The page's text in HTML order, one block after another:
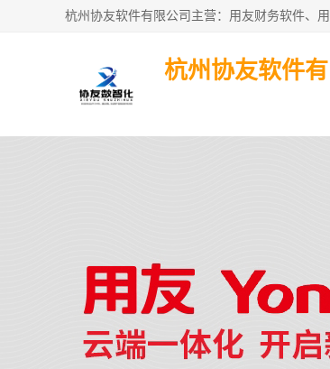
杭州协友软件